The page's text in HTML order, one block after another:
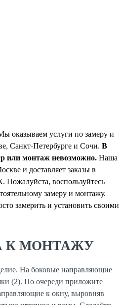
оказываем услуги по замеру и
Санкт-Петербурге и Сочи. В
или монтаж невозможно. Наша
и доставляет заказы в
воспользуйтесь
замеру и монтажу.
замерить и установить своими
К МОНТАЖУ
На боковые направляющие
(2). По очереди приложите
к окну, выровняв